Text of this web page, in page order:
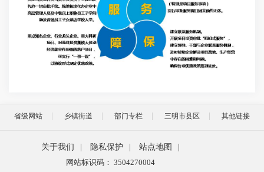
省级网站 乡镇街道 部门专栏 三明市县区 其他链接
关于我们 隐私保护 站点地图
网站标识码： 3504270004